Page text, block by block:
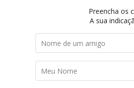
Preencha os
A sua